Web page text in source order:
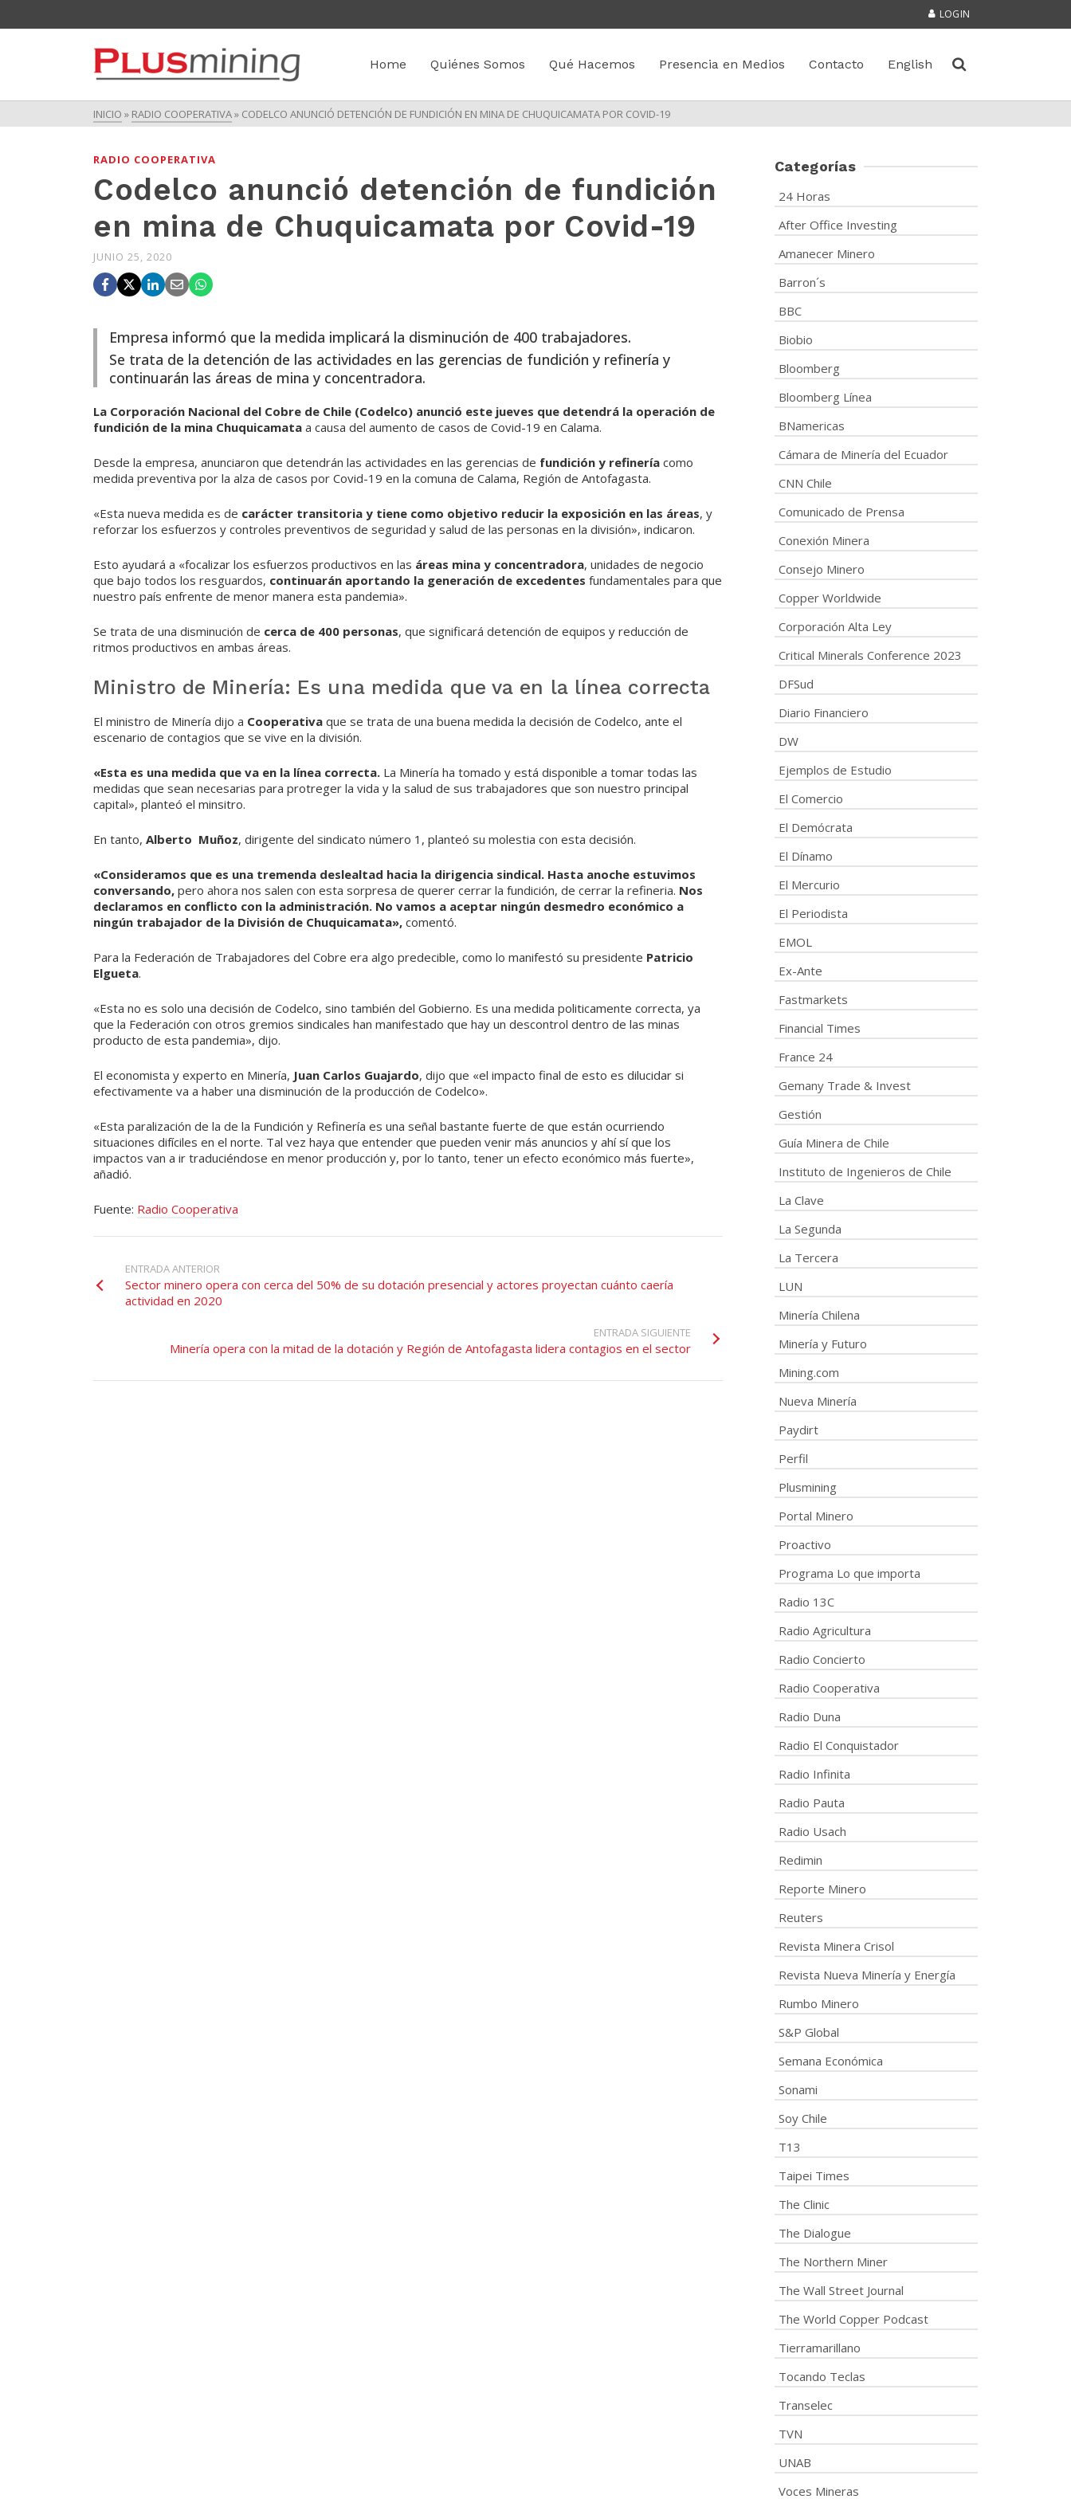
LOGIN
Home Quiénes Somos Qué Hacemos Presencia en Medios Contacto English
INICIO » RADIO COOPERATIVA» CODELCO ANUNCIÓ DETENCIÓN DE FUNDICIÓN EN MINA DE CHUQUICAMATA POR COVID-19
RADIO COOPERATIVA
Codelco anunció detención de fundición
en mina de Chuquicamata por Covid-19
JUNIO 25, 2020
Empresa informó que la medida implicará la disminución de 400 trabajadores.
Se trata de la detención de las actividades en las gerencias de fundición y refinería y
continuarán las áreas de mina y concentradora.
La Corporación Nacional del Cobre de Chile (Codelco) anunció este jueves que detendrá la operación de
fundición de la mina Chuquicamata a causa del aumento de casos de Covid-19 en Calama.
Desde la empresa, anunciaron que detendrán las actividades en las gerencias de fundición y refinería como
medida preventiva por la alza de casos por Covid-19 en la comuna de Calama, Región de Antofagasta.
«Esta nueva medida es de carácter transitoria y tiene como objetivo reducir la exposición en las áreas, y
reforzar los esfuerzos y controles preventivos de seguridad y salud de las personas en la división», indicaron.
Esto ayudará a «focalizar los esfuerzos productivos en las áreas mina y concentradora, unidades de negocio
que bajo todos los resguardos, continuarán aportando la generación de excedentes fundamentales para que
nuestro país enfrente de menor manera esta pandemia».
Se trata de una disminución de cerca de 400 personas, que significará detención de equipos y reducción de
ritmos productivos en ambas áreas.
Ministro de Minería: Es una medida que va en la línea correcta
El ministro de Minería dijo a Cooperativa que se trata de una buena medida la decisión de Codelco, ante el
escenario de contagios que se vive en la división.
«Esta es una medida que va en la línea correcta. La Minería ha tomado y está disponible a tomar todas las
medidas que sean necesarias para protreger la vida y la salud de sus trabajadores que son nuestro principal
capital», planteó el minsitro.
En tanto, Alberto Muñoz, dirigente del sindicato número 1, planteó su molestia con esta decisión.
«Consideramos que es una tremenda deslealtad hacia la dirigencia sindical. Hasta anoche estuvimos
conversando, pero ahora nos salen con esta sorpresa de querer cerrar la fundición, de cerrar la refineria. Nos
declaramos en conflicto con la administración. No vamos a aceptar ningún desmedro económico a
ningún trabajador de la División de Chuquicamata», comentó.
Para la Federación de Trabajadores del Cobre era algo predecible, como lo manifestó su presidente Patricio
Elgueta.
«Esta no es solo una decisión de Codelco, sino también del Gobierno. Es una medida politicamente correcta, ya
que la Federación con otros gremios sindicales han manifestado que hay un descontrol dentro de las minas
producto de esta pandemia», dijo.
El economista y experto en Minería, Juan Carlos Guajardo, dijo que «el impacto final de esto es dilucidar si
efectivamente va a haber una disminución de la producción de Codelco».
«Esta paralización de la de la Fundición y Refinería es una señal bastante fuerte de que están ocurriendo
situaciones difíciles en el norte. Tal vez haya que entender que pueden venir más anuncios y ahí sí que los
impactos van a ir traduciéndose en menor producción y, por lo tanto, tener un efecto económico más fuerte»,
añadió.
Fuente: Radio Cooperativa
ENTRADA ANTERIOR
Sector minero opera con cerca del 50% de su dotación presencial y actores proyectan cuánto caería
actividad en 2020
ENTRADA SIGUIENTE
Minería opera con la mitad de la dotación y Región de Antofagasta lidera contagios en el sector
Categorías
24 Horas
After Office Investing
Amanecer Minero
Barron´s
BBC
Biobio
Bloomberg
Bloomberg Línea
BNamericas
Cámara de Minería del Ecuador
CNN Chile
Comunicado de Prensa
Conexión Minera
Consejo Minero
Copper Worldwide
Corporación Alta Ley
Critical Minerals Conference 2023
DFSud
Diario Financiero
DW
Ejemplos de Estudio
El Comercio
El Demócrata
El Dínamo
El Mercurio
El Periodista
EMOL
Ex-Ante
Fastmarkets
Financial Times
France 24
Gemany Trade & Invest
Gestión
Guía Minera de Chile
Instituto de Ingenieros de Chile
La Clave
La Segunda
La Tercera
LUN
Minería Chilena
Minería y Futuro
Mining.com
Nueva Minería
Paydirt
Perfil
Plusmining
Portal Minero
Proactivo
Programa Lo que importa
Radio 13C
Radio Agricultura
Radio Concierto
Radio Cooperativa
Radio Duna
Radio El Conquistador
Radio Infinita
Radio Pauta
Radio Usach
Redimin
Reporte Minero
Reuters
Revista Minera Crisol
Revista Nueva Minería y Energía
Rumbo Minero
S&P Global
Semana Económica
Sonami
Soy Chile
T13
Taipei Times
The Clinic
The Dialogue
The Northern Miner
The Wall Street Journal
The World Copper Podcast
Tierramarillano
Tocando Teclas
Transelec
TVN
UNAB
Voces Mineras